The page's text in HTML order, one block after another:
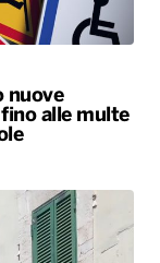
nuove
alle multe